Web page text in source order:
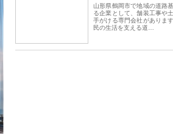
山形県鶴岡市で地域の道路
る企業として、舗装工事や
手がける専門会社がありま
民の生活を支える道…